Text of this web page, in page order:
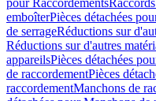
pour Raccordements
emboîterPièces détachées
de serrageRéductions sur
Réductions sur d'autres
appareilsPièces détachées
de raccordementPièces
raccordementManchons de